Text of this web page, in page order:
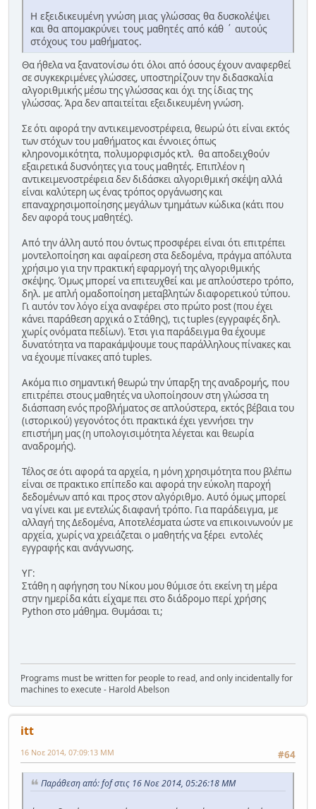
Η εξειδικευμένη γνώση μιας γλώσσας θα δυσκολέψει
και θα απομακρύνει τους μαθητές από κάθ ΄ αυτούς
στόχους του μαθήματος.
Θα ήθελα να ξανατονίσω ότι όλοι από όσους έχουν αναφερθεί
σε συγκεκριμένες γλώσσες, υποστηρίζουν την διδασκαλία
αλγοριθμικής μέσω της γλώσσας και όχι της ίδιας της
γλώσσας. Άρα δεν απαιτείται εξειδικευμένη γνώση.
Σε ότι αφορά την αντικειμενοστρέφεια, θεωρώ ότι είναι εκτός
των στόχων του μαθήματος και έννοιες όπως
κληρονομικότητα, πολυμορφισμός κτλ. θα αποδειχθούν
εξαιρετικά δυσνόητες για τους μαθητές. Επιπλέον η
αντικειμενοστρέφεια δεν διδάσκει αλγοριθμική σκέψη αλλά
είναι καλύτερη ως ένας τρόπος οργάνωσης και
επαναχρησιμοποίησης μεγάλων τμημάτων κώδικα (κάτι που
δεν αφορά τους μαθητές).
Από την άλλη αυτό που όντως προσφέρει είναι ότι επιτρέπει
μοντελοποίηση και αφαίρεση στα δεδομένα, πράγμα απόλυτα
χρήσιμο για την πρακτική εφαρμογή της αλγοριθμικής
σκέψης. Όμως μπορεί να επιτευχθεί και με απλούστερο τρόπο,
δηλ. με απλή ομαδοποίηση μεταβλητών διαφορετικού τύπου.
Γι αυτόν τον λόγο είχα αναφέρει στο πρώτο post (που έχει
κάνει παράθεση αρχικά ο Στάθης), τις tuples (εγγραφές δηλ.
χωρίς ονόματα πεδίων). Έτσι για παράδειγμα θα έχουμε
δυνατότητα να παρακάμψουμε τους παράλληλους πίνακες και
να έχουμε πίνακες από tuples.
Ακόμα πιο σημαντική θεωρώ την ύπαρξη της αναδρομής, που
επιτρέπει στους μαθητές να υλοποίησουν στη γλώσσα τη
διάσπαση ενός προβλήματος σε απλούστερα, εκτός βέβαια του
(ιστορικού) γεγονότος ότι πρακτικά έχει γεννήσει την
επιστήμη μας (η υπολογισιμότητα λέγεται και θεωρία
αναδρομής).
Τέλος σε ότι αφορά τα αρχεία, η μόνη χρησιμότητα που βλέπω
είναι σε πρακτικο επίπεδο και αφορά την εύκολη παροχή
δεδομένων από και προς στον αλγόριθμο. Αυτό όμως μπορεί
να γίνει και με εντελώς διαφανή τρόπο. Για παράδειγμα, με
αλλαγή της Δεδομένα, Αποτελέσματα ώστε να επικοινωνούν με
αρχεία, χωρίς να χρειάζεται ο μαθητής να ξέρει εντολές
εγγραφής και ανάγνωσης.
ΥΓ:
Στάθη η αφήγηση του Νίκου μου θύμισε ότι εκείνη τη μέρα
στην ημερίδα κάτι είχαμε πει στο διάδρομο περί χρήσης
Python στο μάθημα. Θυμάσαι τι;
Programs must be written for people to read, and only incidentally for
machines to execute - Harold Abelson
itt
#64
16 Νοε 2014, 07:09:13 ΜΜ
Παράθεση από: fof στις 16 Νοε 2014, 05:26:18 ΜΜ